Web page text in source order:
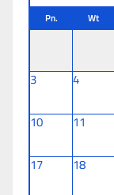
Pn. Wt
3
4
10
11
17
18